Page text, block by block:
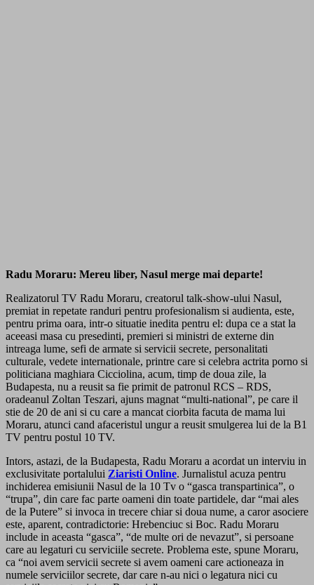
Radu Moraru: Mereu liber, Nasul merge mai departe!
Realizatorul TV Radu Moraru, creatorul talk-show-ului Nasul,
premiat in repetate randuri pentru profesionalism si audienta, este,
pentru prima oara, intr-o situatie inedita pentru el: dupa ce a stat la
aceeasi masa cu presedinti, premieri si ministri de externe din
intreaga lume, sefi de armate si servicii secrete, personalitati
culturale, vedete internationale, printre care si celebra actrita porno si
politiciana maghiara Cicciolina, acum, timp de doua zile, la
Budapesta, nu a reusit sa fie primit de patronul RCS – RDS,
oradeanul Zoltan Teszari, ajuns magnat “multi-national”, pe care il
stie de 20 de ani si cu care a mancat ciorbita facuta de mama lui
Moraru, atunci cand afaceristul ungur a reusit smulgerea lui de la B1
TV pentru postul 10 TV.
Intors, astazi, de la Budapesta, Radu Moraru a acordat un interviu in
exclusivitate portalului Ziaristi Online. Jurnalistul acuza pentru
inchiderea emisiunii Nasul de la 10 Tv o “gasca transpartinica”, o
“trupa”, din care fac parte oameni din toate partidele, dar “mai ales
de la Putere” si invoca in trecere chiar si doua nume, a caror asociere
este, aparent, contradictorie: Hrebenciuc si Boc. Radu Moraru
include in aceasta “gasca”, “de multe ori de nevazut”, si persoane
care au legaturi cu serviciile secrete. Problema este, spune Moraru,
ca “noi avem servicii secrete si avem oameni care actioneaza in
numele serviciilor secrete, dar care n-au nici o legatura nici cu